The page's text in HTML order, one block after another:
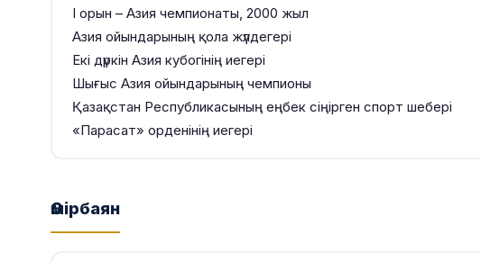
І орын – Азия чемпионаты, 2000 жыл
Азия ойындарының қола жүлдегері
Екі дүркін Азия кубогінің иегері
Шығыс Азия ойындарының чемпионы
Қазақстан Республикасының еңбек сіңірген спорт шебері
«Парасат» орденінің иегері
Өмірбаян